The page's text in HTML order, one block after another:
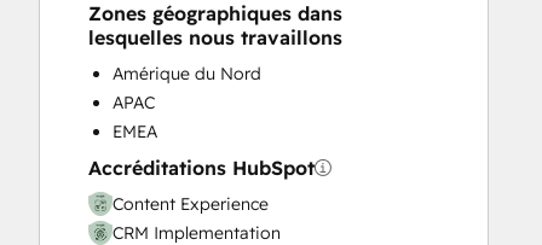
Social Media
Video Production
Website Design
Website Development
Website Migration
Zones géographiques dans
lesquelles nous travaillons
Amérique du Nord
APAC
EMEA
Accréditations HubSpot
Content Experience
CRM Implementation